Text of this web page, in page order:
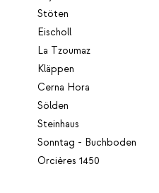
Stöten
Eischoll
La Tzoumaz
Kläppen
Cerna Hora
Sölden
Steinhaus
Sonntag - Buchboden
Orcières 1450